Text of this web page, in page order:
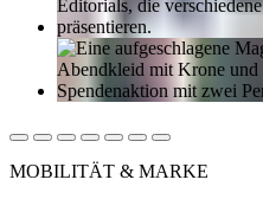
MOBILITÄT & MARKE